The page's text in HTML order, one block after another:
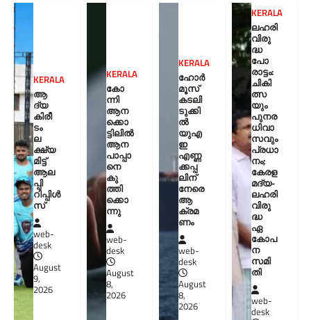
KERALA
ആ
ദ്യ
കിരീ
ടം
ല
ക്ഷ്യ
മിട്ട്
ആല
പ്പി
റിപ്പിൾ
സ്
web-
desk
August
9,
2026
KERALA
കോ
ന്നി
ആന
ക്കൊ
ട്ടിലിൽ
ആന
പാപ്പാ
നെ
കു
ത്തി
ക്കൊ
ന്നു
web-
desk
August
8,
2026
KERALA
ഹോർ
മൂസ്
കടലി
ടുക്കി
ൽ
യുഎ
ഇ
എണ്ണ
ക്കപ്പ
ലിന്
നേരെ
ആ
ക്രമ
ണം
web-
desk
August
8,
2026
KERALA
ലഹരി
വിരു
ദ്ധ
പോ
രാട്ടം:
ചികി
ത്സ
യും
പുനര
ധിവാ
സവും
പ്രധാ
നം;
കേരള
മദ്യ-
ലഹരി
വിരു
ദ്ധ
ഏ
കോപ
ന
സമി
തി
web-
desk